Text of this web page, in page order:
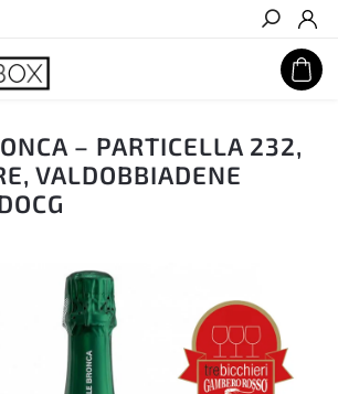
Hledat
– PARTICELLA 232,
VALDOBBIADENE